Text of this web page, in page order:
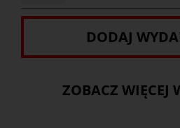
DODAJ
ZOBACZ WIĘCEJ